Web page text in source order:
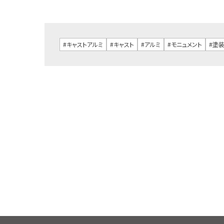
#キャストアルミ #キャスト #アルミ #モニュメント #塗装